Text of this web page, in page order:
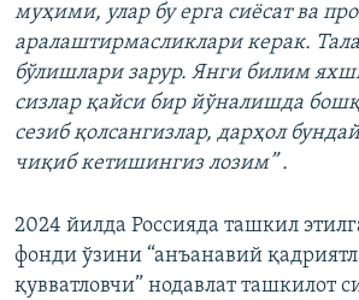
муҳими, улар бу ерга сиёсат ва
аралаштирмасликлари керак.
бўлишлари зарур. Янги билим
сизлар қайси бир йўналишда
сезиб қолсангизлар, дарҳол
чиқиб кетишингиз лозим” .
2024 йилда Россияда ташкил
фонди ўзини “анъанавий
қувватловчи” нодавлат ташкилот